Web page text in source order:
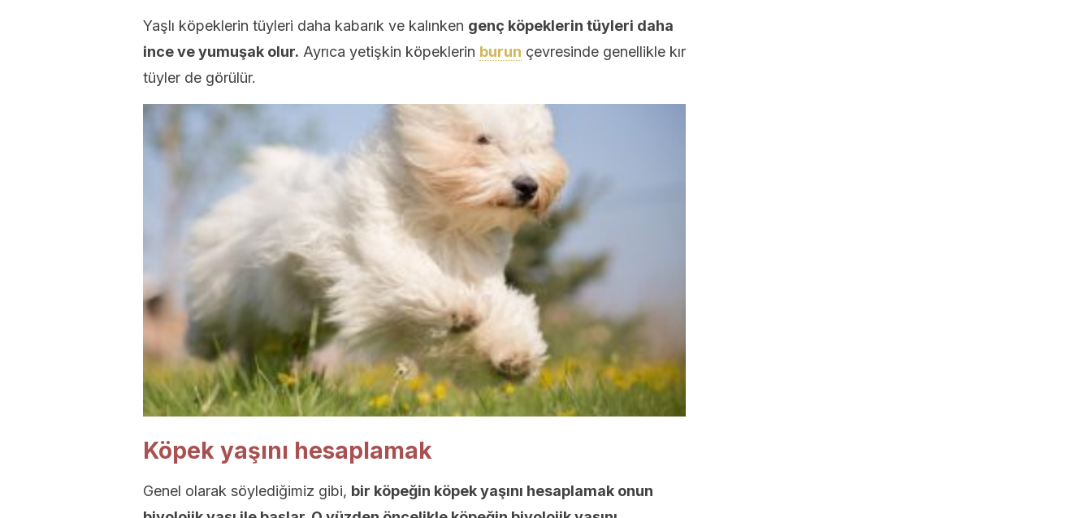
Yaşlı köpeklerin tüyleri daha kabarık ve kalınken genç köpeklerin tüyleri daha
ince ve yumuşak olur. Ayrıca yetişkin köpeklerin burun çevresinde genellikle kır
tüyler de görülür.
Köpek yaşını hesaplamak
Genel olarak söylediğimiz gibi, bir köpeğin köpek yaşını hesaplamak onun